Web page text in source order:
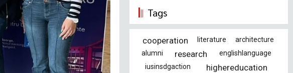
Tags
cooperation literature
architecture
alumni
research
englishlanguage
iusinsdgaction
highereducation